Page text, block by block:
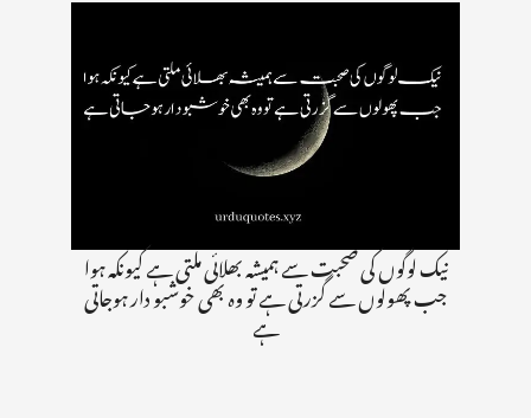
نیک لوگوں کی صحبت سے ہمیشہ بھلائی ملتی ہے کیونکہ ہوا
جب پھولوں سے گزرتی ہے تو وہ بھی خوشبو دار ہوجاتی
ہے